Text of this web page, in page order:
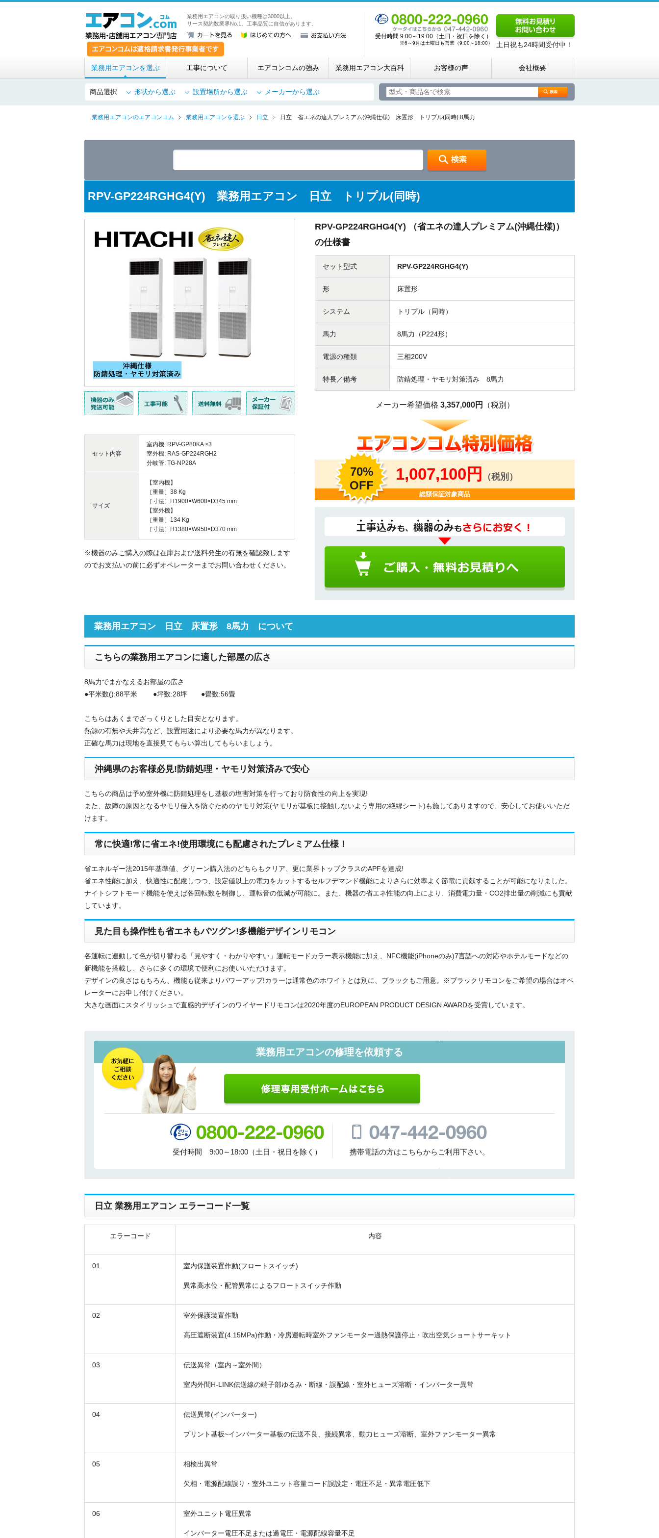
業務用・店舗用エアコン専門店 エアコンコム
業務用エアコンの取り扱い機種は3000以上。
リース契約数業界No.1。工事品質に自信があります。
受付時間 9:00～19:00（土日・祝日を除く）
※6～9月は土曜日も営業（9:00～18:00） 土日祝も24時間受付中！
業務用エアコンを選ぶ 工事について エアコンコムの強み 業務用エアコン大百科 お客様の声 会社概要
商品選択 形状から選ぶ 設置場所から選ぶ メーカーから選ぶ
業務用エアコンのエアコンコム 業務用エアコンを選ぶ 日立 日立 省エネの達人プレミアム(沖縄仕様) 床置形 トリプル(同時) 8馬力
RPV-GP224RGHG4(Y) 業務用エアコン 日立 トリプル(同時)
セット内容
室内機: RPV-GP80KA ×3
室外機: RAS-GP224RGH2
分岐管: TG-NP28A
サイズ
【室内機】
［重量］38 Kg
［寸法］H1900×W600×D345 mm
【室外機】
［重量］134 Kg
［寸法］H1380×W950×D370 mm
※機器のみご購入の際は在庫および送料発生の有無を確認致します
のでお支払いの前に必ずオペレーターまでお問い合わせください。
RPV-GP224RGHG4(Y) （省エネの達人プレミアム(沖縄仕様)）
の仕様書
セット型式 RPV-GP224RGHG4(Y)
形 床置形
システム トリプル（同時）
馬力 8馬力（P224形）
電源の種類 三相200V
特長／備考 防錆処理・ヤモリ対策済み 8馬力
メーカー希望価格 3,357,000円 （税別）
70%
OFF
1,007,100円 （税別）
総額保証対象商品
業務用エアコン 日立 床置形 8馬力 について
こちらの業務用エアコンに適した部屋の広さ
8馬力でまかなえるお部屋の広さ
●平米数():88平米 ●坪数:28坪 ●畳数:56畳
こちらはあくまでざっくりとした目安となります。
熱源の有無や天井高など、設置用途により必要な馬力が異なります。
正確な馬力は現地を直接見てもらい算出してもらいましょう。
沖縄県のお客様必見!防錆処理・ヤモリ対策済みで安心
こちらの商品は予め室外機に防錆処理をし基板の塩害対策を行っており防食性の向上を実現!
また、故障の原因となるヤモリ侵入を防ぐためのヤモリ対策(ヤモリが基板に接触しないよう専用の絶縁シート)も施してありますので、安心してお使いいただ
けます。
常に快適!常に省エネ!使用環境にも配慮されたプレミアム仕様！
省エネルギー法2015年基準値、グリーン購入法のどちらもクリア、更に業界トップクラスのAPFを達成!
省エネ性能に加え、快適性に配慮しつつ、設定値以上の電力をカットするセルフデマンド機能によりさらに効率よく節電に貢献することが可能になりました。
ナイトシフトモード機能を使えば各回転数を制御し、運転音の低減が可能に。また、機器の省エネ性能の向上により、消費電力量・CO2排出量の削減にも貢献
しています。
見た目も操作性も省エネもバツグン!多機能デザインリモコン
各運転に連動して色が切り替わる「見やすく・わかりやすい」運転モードカラー表示機能に加え、NFC機能(iPhoneのみ)7言語への対応やホテルモードなどの
新機能を搭載し、さらに多くの環境で便利にお使いいただけます。
デザインの良さはもちろん、機能も従来よりパワーアップ!カラーは通常色のホワイトとは別に、ブラックもご用意。※ブラックリモコンをご希望の場合はオペ
レーターにお申し付けください。
大きな画面にスタイリッシュで直感的デザインのワイヤードリモコンは2020年度のEUROPEAN PRODUCT DESIGN AWARDを受賞しています。
業務用エアコンの修理を依頼する
受付時間 9:00～18:00（土日・祝日を除く） 携帯電話の方はこちらからご利用下さい。
日立 業務用エアコン エラーコード一覧
エラーコード 内容
01 室内保護装置作動(フロートスイッチ)
異常高水位・配管異常によるフロートスイッチ作動
02 室外保護装置作動
高圧遮断装置(4.15MPa)作動・冷房運転時室外ファンモーター過熱保護停止・吹出空気ショートサーキット
03 伝送異常（室内～室外間）
室内外間H-LINK伝送線の端子部ゆるみ・断線・誤配線・室外ヒューズ溶断・インバーター異常
04 伝送異常(インバーター)
プリント基板~インバーター基板の伝送不良、接続異常、動力ヒューズ溶断、室外ファンモーター異常
05 相検出異常
欠相・電源配線誤り・室外ユニット容量コード誤設定・電圧不足・異常電圧低下
06 室外ユニット電圧異常
インバーター電圧不足または過電圧・電源配線容量不足
メールアドレス
(ご選択ください)
工事お見積り依頼
機器お見積り依頼
ご相談
メッセージ
折り返しのご連絡
お電話
メール